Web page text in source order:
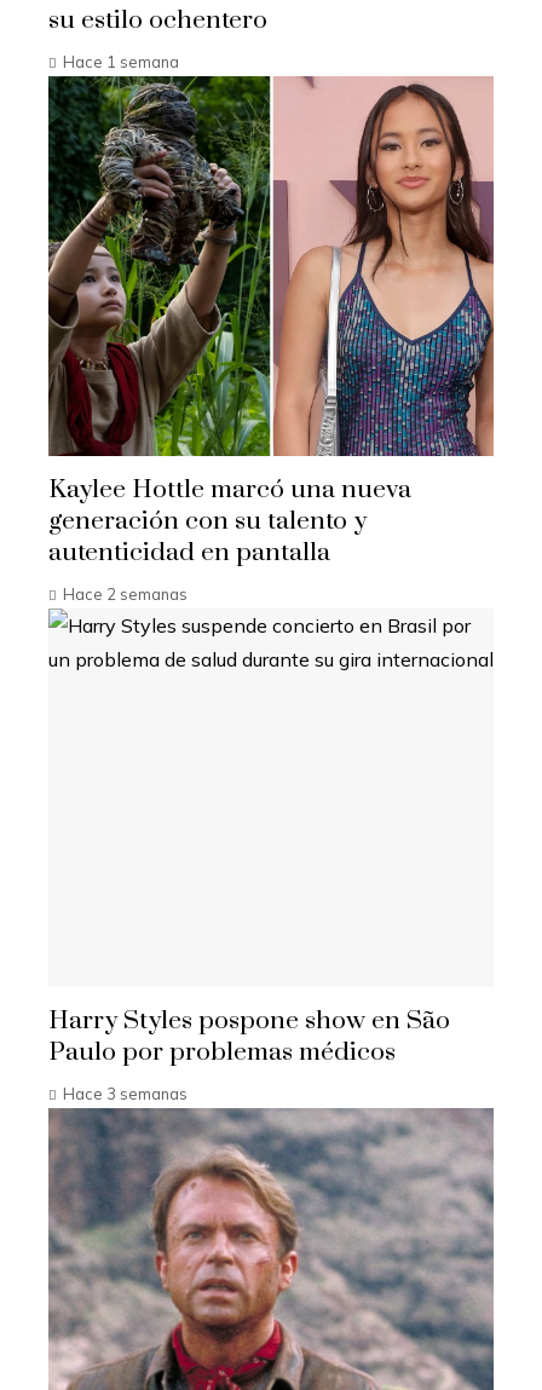
su estilo ochentero
Hace 1 semana
Kaylee Hottle marcó una nueva
generación con su talento y
autenticidad en pantalla
Hace 2 semanas
Harry Styles pospone show en São
Paulo por problemas médicos
Hace 3 semanas